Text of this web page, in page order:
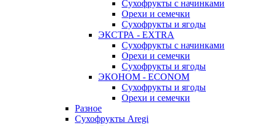
Сухофрукты с начинками
Орехи и семечки
Сухофрукты и ягоды
ЭКСТРА - EXTRA
Сухофрукты с начинками
Орехи и семечки
Сухофрукты и ягоды
ЭКОНОМ - ECONOM
Сухофрукты и ягоды
Орехи и семечки
Разное
Сухофрукты Aregi